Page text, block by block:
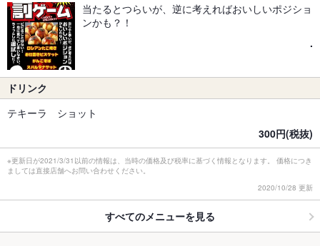
当たるとつらいが、逆に考えればおいしいポジショ
ンかも？！
.
ドリンク
テキーラ ショット
300円(税抜)
※更新日が2021/3/31以前の情報は、当時の価格及び税率に基づく情報となります。 価格につき
ましては直接店舗へお問い合わせください。
2020/10/28 更新
すべてのメニューを見る